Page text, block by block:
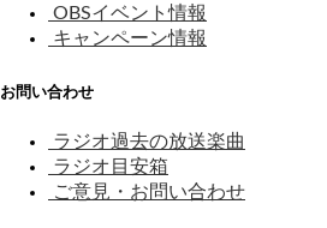
OBSイベント情報
キャンペーン情報
お問い合わせ
ラジオ過去の放送楽曲
ラジオ目安箱
ご意見・お問い合わせ